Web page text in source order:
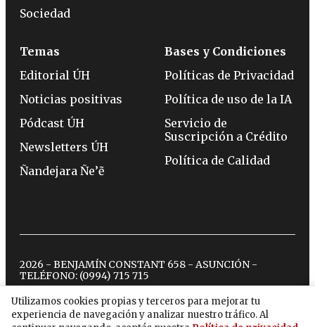
Utilizamos cookies propias y terceros para mejorar tu
experiencia de navegación y analizar nuestro tráfico. Al
Sociedad
Temas
Editorial ÚH
Noticias positivas
Pódcast ÚH
Newsletters ÚH
Ñandejara Ñe’ẽ
Bases y Condiciones
Políticas de Privacidad
Política de uso de la IA
Servicio de
Suscripción a Crédito
Política de Calidad
2026 - BENJAMÍN CONSTANT 658 - ASUNCIÓN -
TELÉFONO: (0994) 715 715
twitterinstagram
facebook
tiktokyoutubespotify